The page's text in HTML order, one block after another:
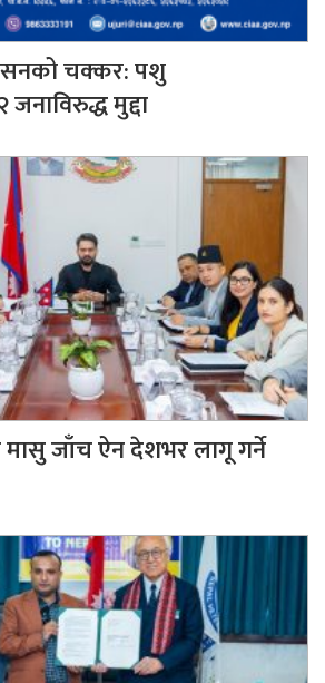
चक्कर: पशु
मुद्दा
जाँच ऐन देशभर लागू गर्ने